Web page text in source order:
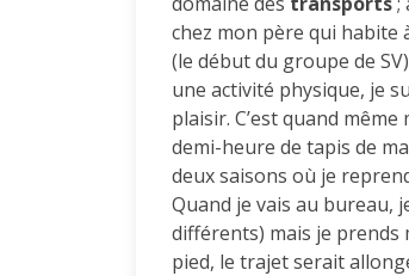
chez mon père qui habite
(le début du groupe de
une activité physique, je
plaisir. C’est quand
demi-heure de tapis de
deux saisons où je
Quand je vais au bureau,
différents) mais je prends
pied, le trajet serait